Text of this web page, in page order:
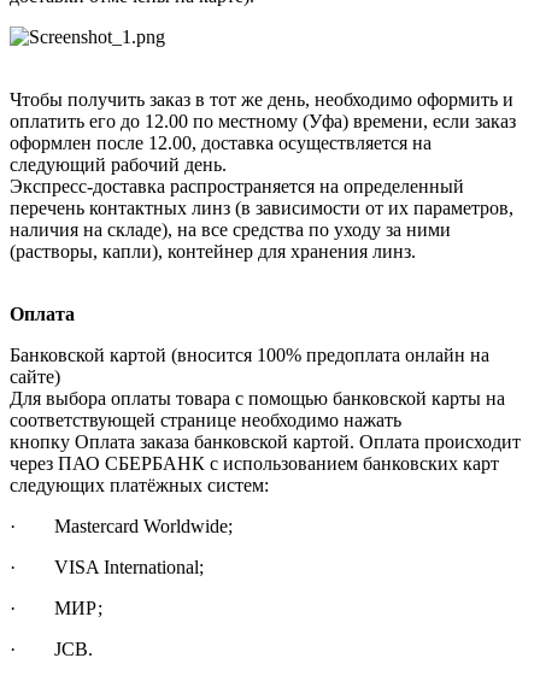
Чтобы получить заказ в тот же день, необходимо оформить и
оплатить его до 12.00 по местному (Уфа) времени, если заказ
оформлен после 12.00, доставка осуществляется на
следующий рабочий день.
Экспресс-доставка распространяется на определенный
перечень контактных линз (в зависимости от их параметров,
наличия на складе), на все средства по уходу за ними
(растворы, капли), контейнер для хранения линз.
Оплата
Банковской картой (вносится 100% предоплата онлайн на
сайте)
Для выбора оплаты товара с помощью банковской карты на
соответствующей странице необходимо нажать
кнопку Оплата заказа банковской картой. Оплата происходит
через ПАО СБЕРБАНК с использованием банковских карт
следующих платёжных систем:
· Mastercard Worldwide;
· VISA International;
· МИР;
· JCB.